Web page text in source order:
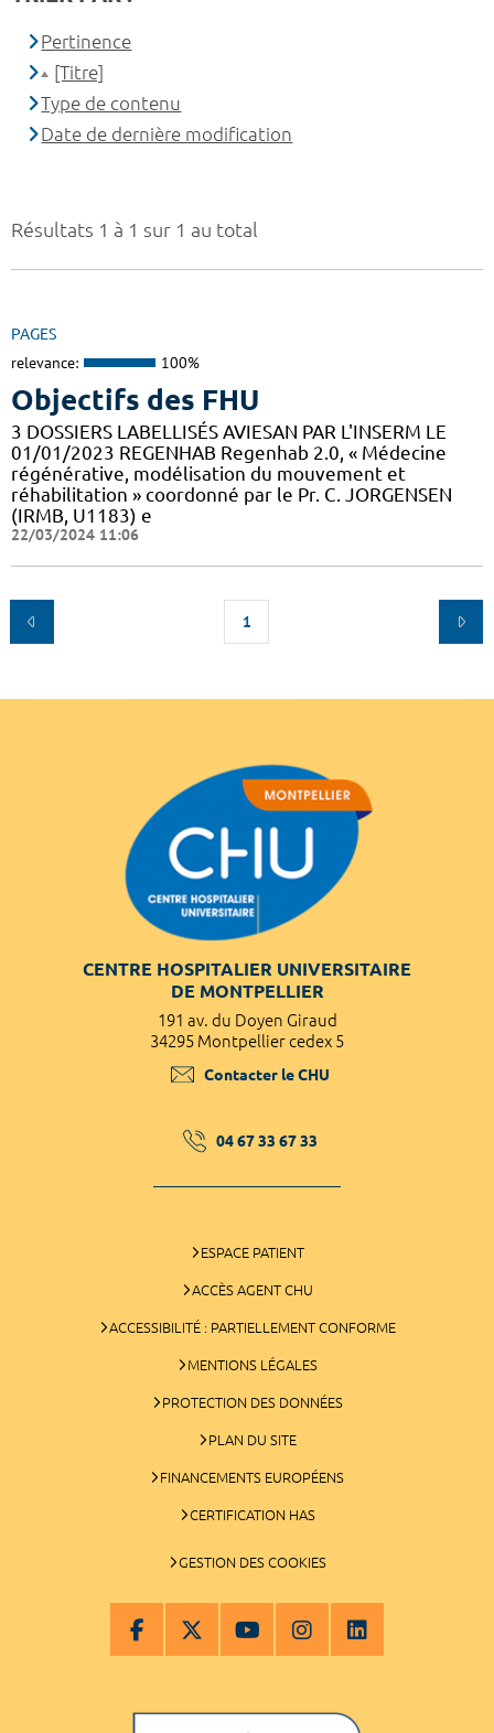
Résultats 1 à 1 sur 1 au total
PAGES
relevance: 100%
Objectifs des FHU
3 DOSSIERS LABELLISÉS AVIESAN PAR L'INSERM LE
01/01/2023 REGENHAB Regenhab 2.0, « Médecine
régénérative, modélisation du mouvement et
réhabilitation » coordonné par le Pr. C. JORGENSEN
(IRMB, U1183) e
22/03/2024 11:06
1
Pertinence
[Titre]
Type de contenu
Date de dernière modification
CENTRE HOSPITALIER UNIVERSITAIRE
DE MONTPELLIER
191 av. du Doyen Giraud
34295 Montpellier cedex 5
Contacter le CHU
04 67 33 67 33
ESPACE PATIENT
ACCÈS AGENT CHU
ACCESSIBILITÉ : PARTIELLEMENT CONFORME
MENTIONS LÉGALES
PROTECTION DES DONNÉES
PLAN DU SITE
FINANCEMENTS EUROPÉENS
CERTIFICATION HAS
GESTION DES COOKIES